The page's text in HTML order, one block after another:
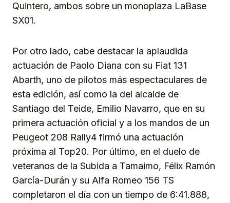
Quintero, ambos sobre un monoplaza LaBase
SX01.
Por otro lado, cabe destacar la aplaudida
actuación de Paolo Diana con su Fiat 131
Abarth, uno de pilotos más espectaculares de
esta edición, así como la del alcalde de
Santiago del Teide, Emilio Navarro, que en su
primera actuación oficial y a los mandos de un
Peugeot 208 Rally4 firmó una actuación
próxima al Top20. Por último, en el duelo de
veteranos de la Subida a Tamaimo, Félix Ramón
García-Durán y su Alfa Romeo 156 TS
completaron el día con un tiempo de 6:41.888,